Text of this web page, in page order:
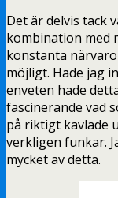
Det är delvis tack
kombination med
konstanta
möjligt. Hade jag
enveten hade
fascinerande vad
på riktigt kavlade
verkligen funkar.
mycket av detta.